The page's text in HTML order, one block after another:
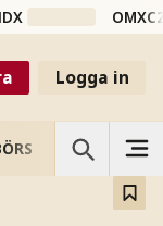
Logga in
VETENSKAP